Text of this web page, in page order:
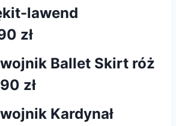
lawend
zł
Ballet Skirt róż
zł
Kardynał